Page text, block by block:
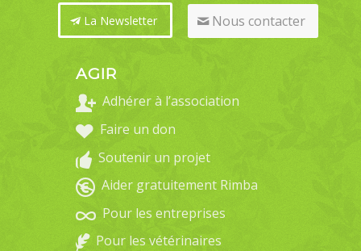
La Newsletter Nous contacter
AGIR
Adhérer à l’association
Faire un don
Soutenir un projet
Aider gratuitement Rimba
Pour les entreprises
Pour les vétérinaires